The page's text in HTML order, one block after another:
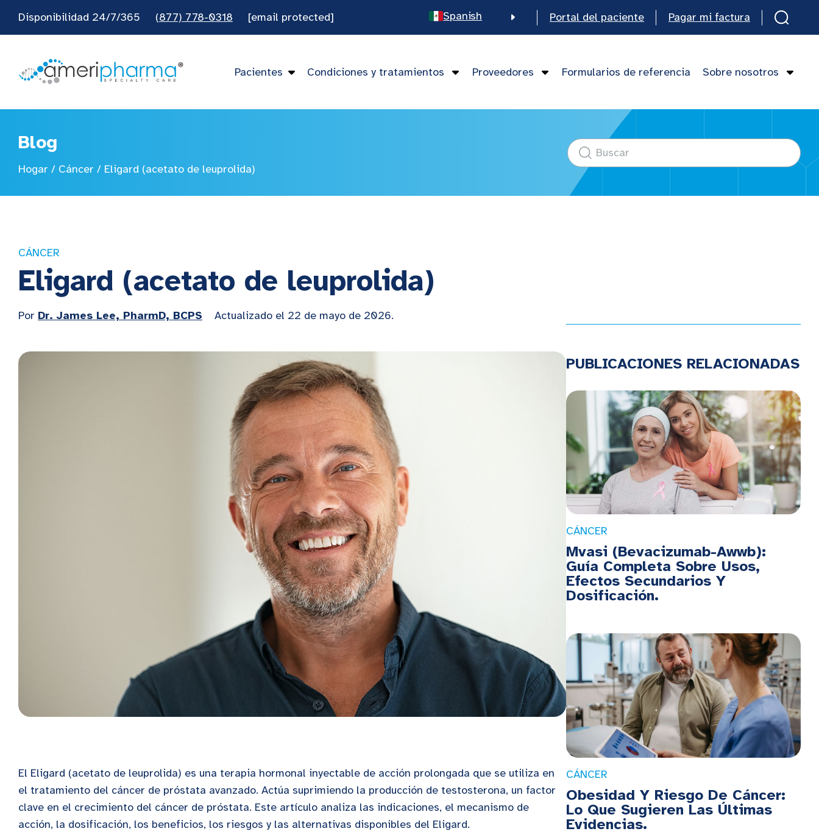
Disponibilidad 24/7/365 (877) 778-0318 [email protected] Spanish Portal del paciente Pagar mi factura
Pacientes Condiciones y tratamientos Proveedores Formularios de referencia Sobre nosotros
Blog
Hogar / Cáncer / Eligard (acetato de leuprolida)
CÁNCER
Eligard (acetato de leuprolida)
Por Dr. James Lee, PharmD, BCPS Actualizado el 22 de mayo de 2026.
El Eligard (acetato de leuprolida) es una terapia hormonal inyectable de acción prolongada que se utiliza en
el tratamiento del cáncer de próstata avanzado. Actúa suprimiendo la producción de testosterona, un factor
clave en el crecimiento del cáncer de próstata. Este artículo analiza las indicaciones, el mecanismo de
acción, la dosificación, los beneficios, los riesgos y las alternativas disponibles del Eligard.
PUBLICACIONES RELACIONADAS
CÁNCER
Mvasi (Bevacizumab-Awwb):
Guía Completa Sobre Usos,
Efectos Secundarios Y
Dosificación.
CÁNCER
Obesidad Y Riesgo De Cáncer:
Lo Que Sugieren Las Últimas
Evidencias.